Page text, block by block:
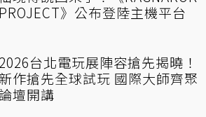
PROJECT》公布登陸主機平台
2026台北電玩展陣容搶先揭曉！
新作搶先全球試玩 國際大師齊聚
論壇開講